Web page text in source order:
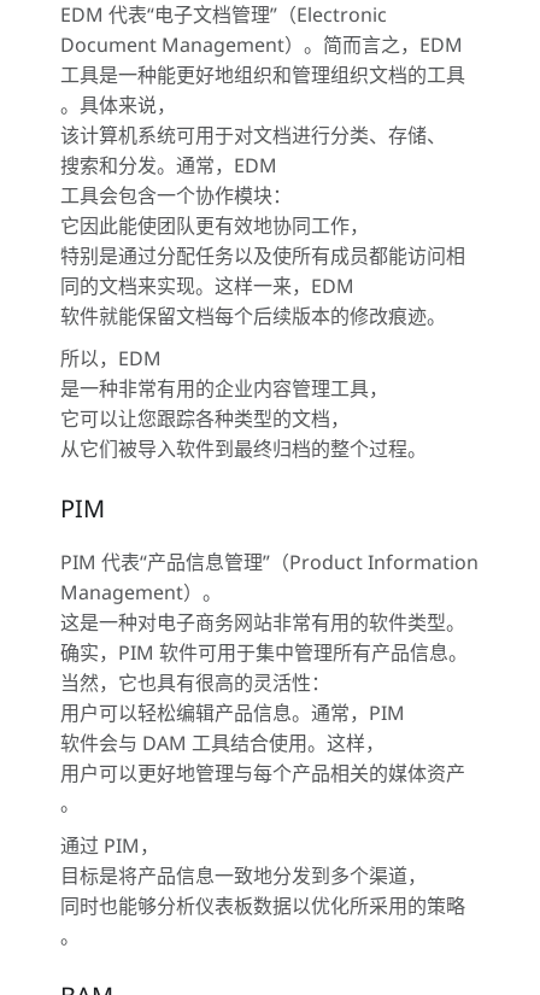
EDM 代表“电子文档管理”（Electronic
Document Management）。简而言之，EDM
工具是一种能更好地组织和管理组织文档的工具
。具体来说，
该计算机系统可用于对文档进行分类、存储、
搜索和分发。通常，EDM
工具会包含一个协作模块：
它因此能使团队更有效地协同工作，
特别是通过分配任务以及使所有成员都能访问相
同的文档来实现。这样一来，EDM
软件就能保留文档每个后续版本的修改痕迹。
所以，EDM
是一种非常有用的企业内容管理工具，
它可以让您跟踪各种类型的文档，
从它们被导入软件到最终归档的整个过程。
PIM
PIM 代表“产品信息管理”（Product Information
Management）。
这是一种对电子商务网站非常有用的软件类型。
确实，PIM 软件可用于集中管理所有产品信息。
当然，它也具有很高的灵活性：
用户可以轻松编辑产品信息。通常，PIM
软件会与 DAM 工具结合使用。这样，
用户可以更好地管理与每个产品相关的媒体资产
。
通过 PIM，
目标是将产品信息一致地分发到多个渠道，
同时也能够分析仪表板数据以优化所采用的策略
。